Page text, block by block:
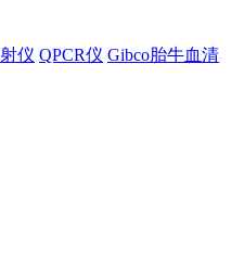
仪 QPCR仪 Gibco胎牛血清